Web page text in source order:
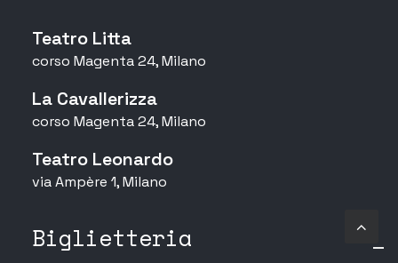
Teatro Litta
corso Magenta 24, Milano
La Cavallerizza
corso Magenta 24, Milano
Teatro Leonardo
via Ampère 1, Milano
Biglietteria